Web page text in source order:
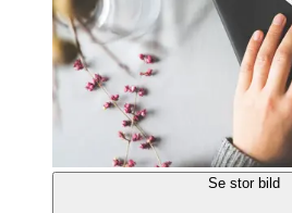
Se stor bild